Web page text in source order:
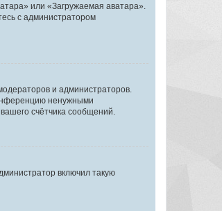
или «Загружаемая аватара».
с администратором
и администраторов.
ненужными
счётчика сообщений.
включил такую